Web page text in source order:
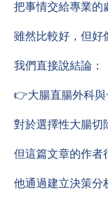
把事情交給專業的
雖然比較好，但好
我們直接說結論：
👉大腸直腸外科與
對於選擇性大腸切
但這篇文章的作者
他通過建立決策分